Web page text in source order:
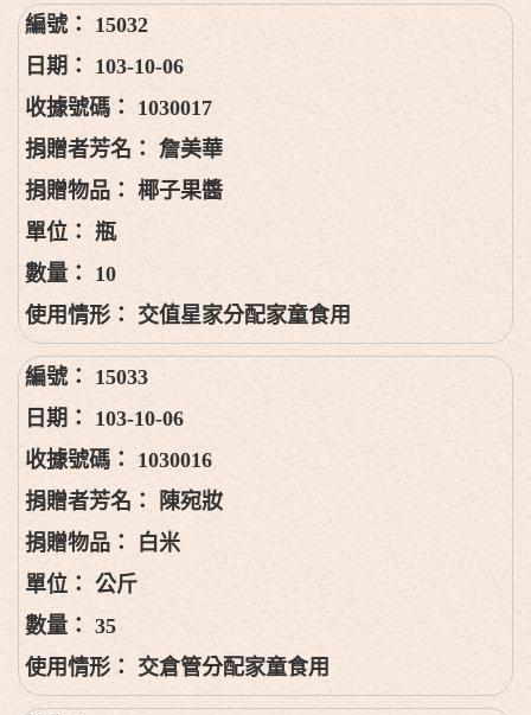
15032
103-10-06
1030017
詹美華
椰子果醬
瓶
10
交值星家分配家童食用
15033
103-10-06
1030016
陳宛妝
白米
公斤
35
交倉管分配家童食用